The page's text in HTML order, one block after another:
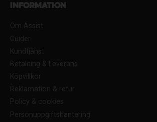
Information
Om Assist
Guider
Kundtjänst
Betalning & Leverans
Köpvillkor
Reklamation & retur
Policy & cookies
Personuppgiftshantering